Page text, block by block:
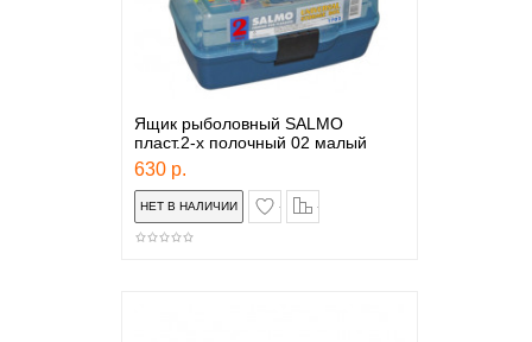
Ящик рыболовный SALMO
пласт.2-х полочный 02 малый
630 р.
в закладки